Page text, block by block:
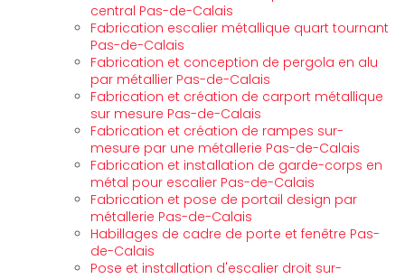
central Pas-de-Calais
Fabrication escalier métallique quart tournant
Pas-de-Calais
Fabrication et conception de pergola en alu
par métallier Pas-de-Calais
Fabrication et création de carport métallique
sur mesure Pas-de-Calais
Fabrication et création de rampes sur-
mesure par une métallerie Pas-de-Calais
Fabrication et installation de garde-corps en
métal pour escalier Pas-de-Calais
Fabrication et pose de portail design par
métallerie Pas-de-Calais
Habillages de cadre de porte et fenêtre Pas-
de-Calais
Pose et installation d'escalier droit sur-